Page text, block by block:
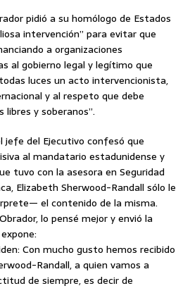
pidió a su homólogo de Estados
intervención” para evitar que
a organizaciones
al gobierno legal y legítimo que
luces un acto intervencionista,
y al respeto que debe
y soberanos”.
jefe del Ejecutivo confesó que
al mandatario estadunidense y
tuvo con la asesora en Seguridad
Elizabeth Sherwood-Randall sólo le
el contenido de la misma.
lo pensé mejor y envió la
Con mucho gusto hemos recibido
Randall, a quien vamos a
de siempre, es decir de